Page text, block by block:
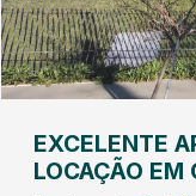
EXCELENTE
LOCAÇÃO EM